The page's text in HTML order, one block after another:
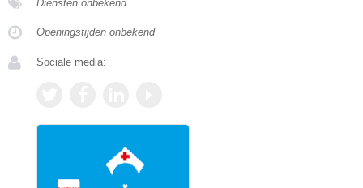
Diensten onbekend
Openingstijden onbekend
Sociale media: